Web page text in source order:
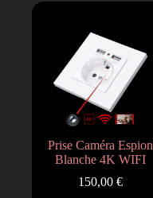
Prise Caméra Espion
Blanche 4K WIFI
150,00€